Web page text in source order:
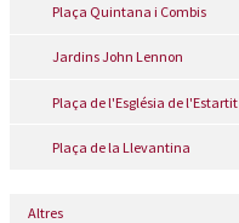
Plaça Quintana i Combis
Jardins John Lennon
Plaça de l'Església de l'Estartit
Plaça de la Llevantina
Altres